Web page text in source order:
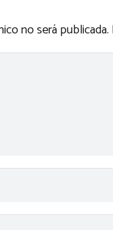
no será publicada.